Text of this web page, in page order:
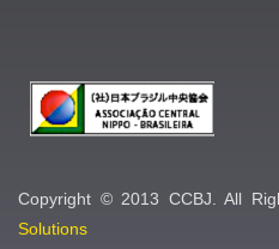
Copyright © 2013 CCBJ. All
Solutions